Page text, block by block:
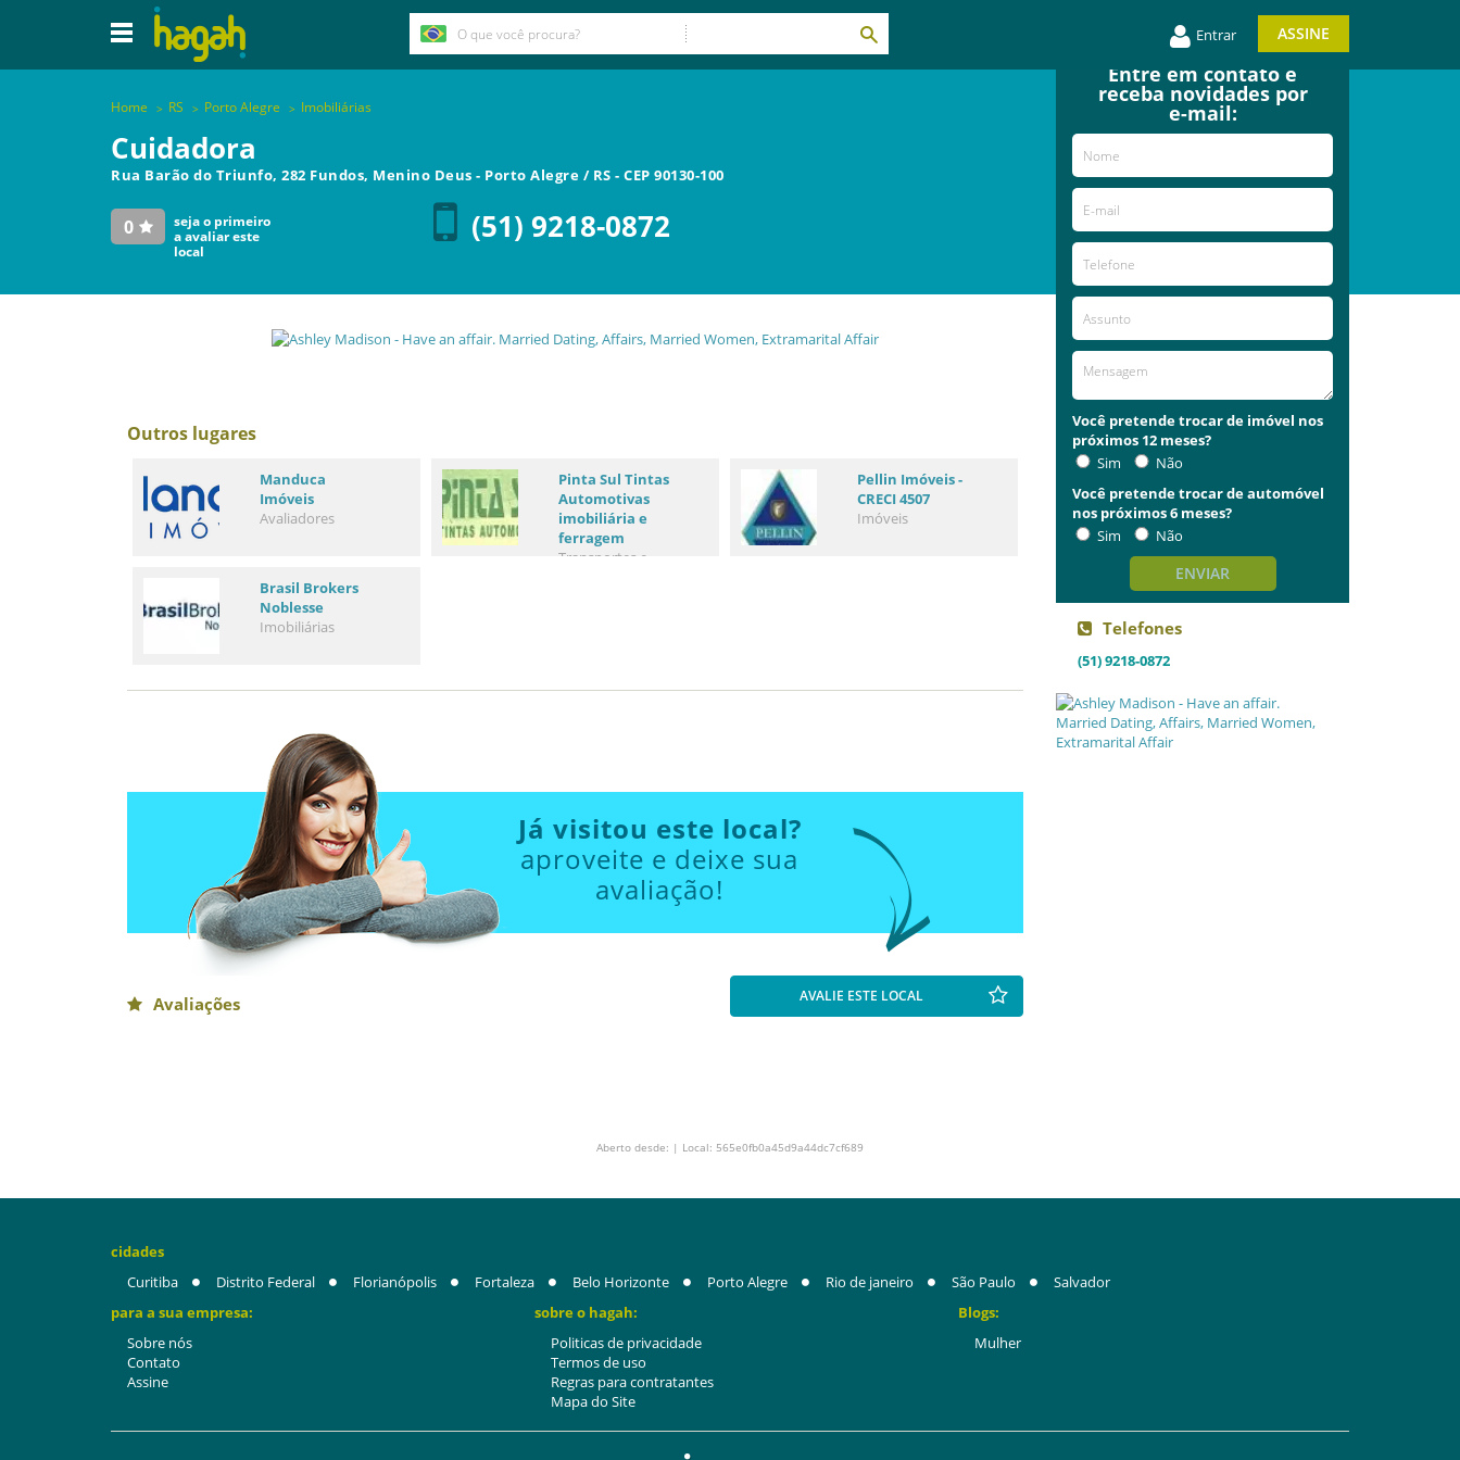
Entrar ASSINE
Home RS Porto Alegre Imobiliárias
Cuidadora
Rua Barão do Triunfo, 282 Fundos, Menino Deus - Porto Alegre / RS - CEP 90130-100
0
seja o primeiro
a avaliar este
local
(51) 9218-0872
Outros lugares
Manduca
Imóveis
Avaliadores
Pinta Sul Tintas
Automotivas
imobiliária e
ferragem
Transportes e
Pellin Imóveis -
CRECI 4507
Imóveis
Brasil Brokers
Noblesse
Imobiliárias
Já visitou este local?
aproveite e deixe sua
avaliação!
Avaliações AVALIE ESTE LOCAL
Entre em contato e
receba novidades por
e-mail:
Você pretende trocar de imóvel nos
próximos 12 meses?
Sim
Não
Você pretende trocar de automóvel
nos próximos 6 meses?
Sim
Não
ENVIAR
Telefones
(51) 9218-0872
Aberto desde: | Local: 565e0fb0a45d9a44dc7cf689
cidades
Curitiba
Distrito Federal Florianópolis Fortaleza Belo Horizonte Porto Alegre Rio de janeiro São Paulo
Salvador
para a sua empresa:
Sobre nós
Contato
Assine
sobre o hagah:
Politicas de privacidade
Termos de uso
Regras para contratantes
Mapa do Site
Blogs:
Mulher